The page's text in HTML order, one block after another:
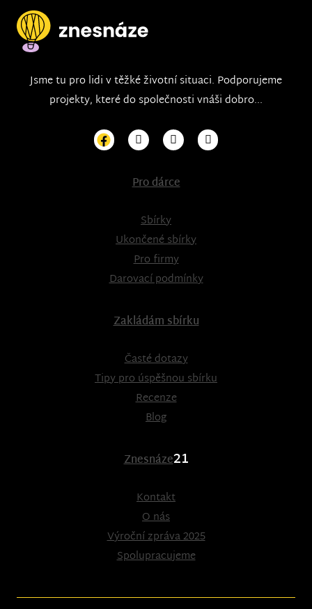
Jsme tu pro lidi v těžké životní situaci. Podporujeme
projekty, které do společnosti vnáši dobro...
Pro dárce
Sbírky
Ukončené sbírky
Pro firmy
Darovací podmínky
Zakládám sbírku
Časté dotazy
Tipy pro úspěšnou sbírku
Recenze
Blog
Znesnáze21
Kontakt
O nás
Výroční zpráva 2025
Spolupracujeme